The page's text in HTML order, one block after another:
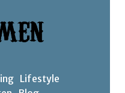
Lifestyle